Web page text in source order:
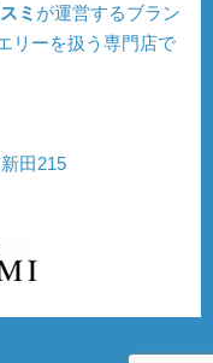
ミ が運営するブラン
リーを扱う専門店で
田215